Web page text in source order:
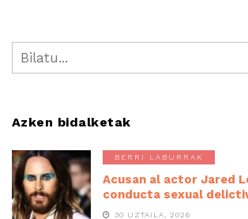
Azken bidalketak
BERRI LABURRAK
Acusan al actor Jared
conducta sexual
30 UZTAILA, 2026